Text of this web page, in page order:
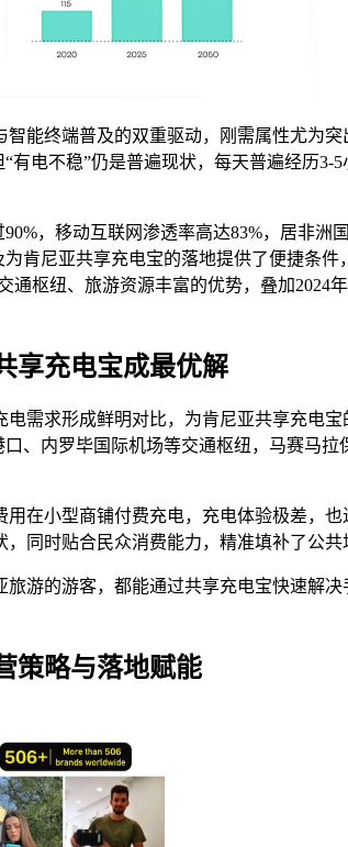
能终端普及的双重驱动，刚需属性尤为
有电不稳”仍是普遍现状，每天普遍经历
，移动互联网渗透率高达83%，居非
肯尼亚共享充电宝的落地提供了便捷条
枢纽、旅游资源丰富的优势，叠加
享充电宝成最优解
需求形成鲜明对比，为肯尼亚共享充电
、内罗毕国际机场等交通枢纽，马赛马
在小型商铺付费充电，充电体验极差，
同时贴合民众消费能力，精准填补了公共
游的游客，都能通过共享充电宝快速解
策略与落地赋能